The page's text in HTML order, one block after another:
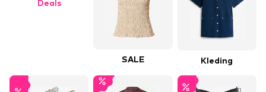
Deals
SALE Kleding